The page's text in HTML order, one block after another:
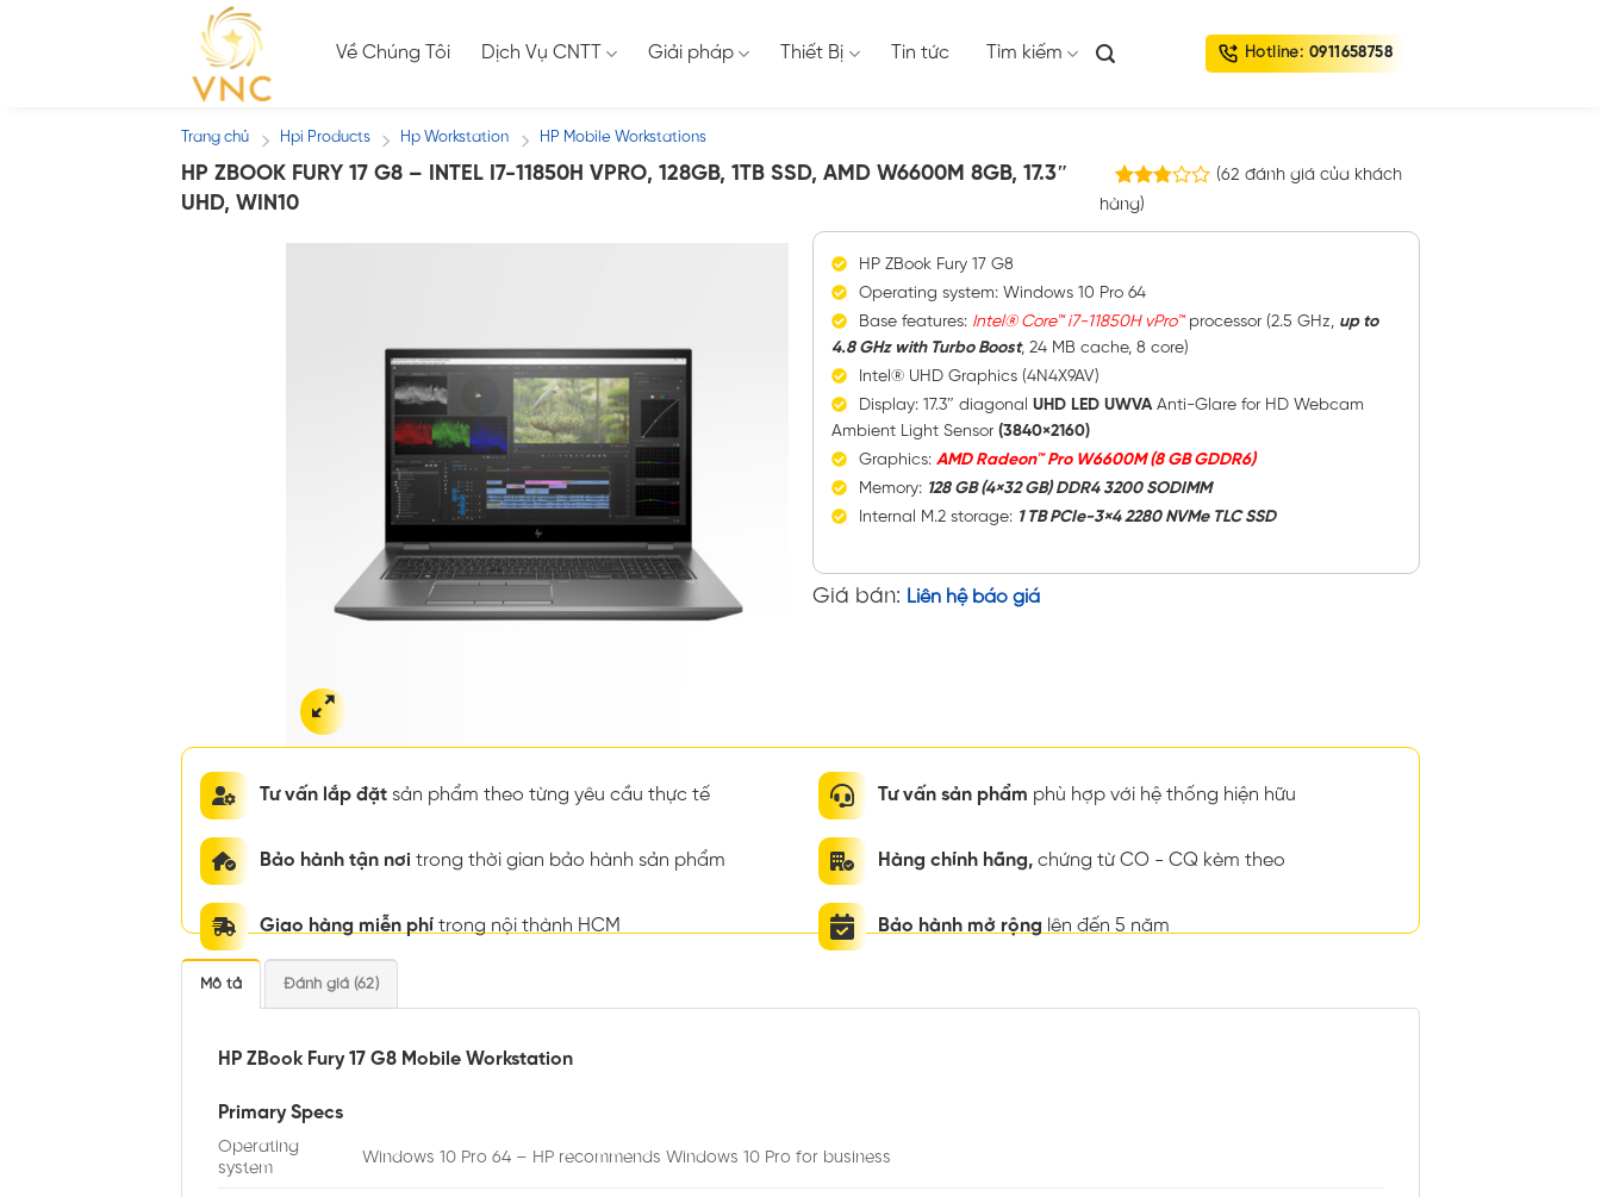
Về Chúng Tôi Dịch Vụ CNTT Giải pháp Thiết Bị Tin tức Tìm kiếm Hotline: 0911658758
Trang chủ / Hpi Products / Hp Workstation / HP Mobile Workstations
HP ZBOOK FURY 17 G8 – INTEL I7-11850H VPRO, 128GB, 1TB SSD, AMD W6600M 8GB, 17.3″
UHD, WIN10
2.76
62
đánh
giá
(62 đánh giá của khách
hàng)
HP ZBook Fury 17 G8
Operating system: Windows 10 Pro 64
Base features: Intel® Core™ i7-11850H vPro™processor (2.5 GHz, up to
4.8 GHz with Turbo Boost, 24 MB cache, 8 core)
Intel® UHD Graphics (4N4X9AV)
Display: 17.3″ diagonal UHD LED UWVAAnti-Glare for HD Webcam
Ambient Light Sensor (3840×2160)
Graphics: AMD Radeon™ Pro W6600M (8 GB GDDR6)
Memory: 128 GB (4×32 GB) DDR4 3200 SODIMM
Internal M.2 storage: 1 TB PCIe-3×4 2280 NVMe TLC SSD
Giá bán: Liên hệ báo giá
Tư vấn lắp đặt sản phẩm theo từng yêu cầu thực tế
Bảo hành tận nơi trong thời gian bảo hành sản phẩm
Giao hàng miễn phí trong nội thành HCM
Tư vấn sản phẩm phù hợp với hệ thống hiện hữu
Hàng chính hãng, chứng từ CO - CQ kèm theo
Bảo hành mở rộng lên đến 5 năm
Mô tả Đánh giá (62)
HP ZBook Fury 17 G8 Mobile Workstation
Primary Specs
Operating
system
Windows 10 Pro 64 – HP recommends Windows 10 Pro for business